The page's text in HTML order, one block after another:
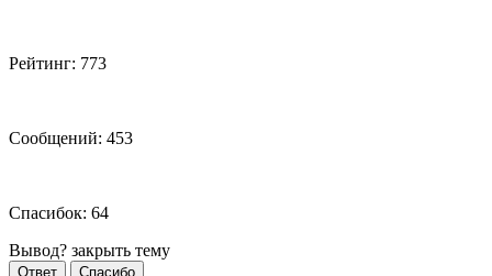
Рейтинг: 773
Сообщений: 453
Спасибок: 64
Вывод? закрыть тему
Ответ Спасибо